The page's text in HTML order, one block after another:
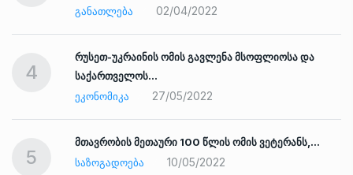
ᲒᲐᲜᲐᲗᲚᲔᲑᲐ
02/04/2022
4
რუსეთ-უკრაინის ომის გავლენა მსოფლიოსა და
საქართველოს…
ᲔᲙᲝᲜᲝᲛᲘᲙᲐ
27/05/2022
5
მთავრობის მეთაური 100 წლის ომის ვეტერანს,…
ᲡᲐᲖᲝᲒᲐᲓᲝᲔᲑᲐ
10/05/2022